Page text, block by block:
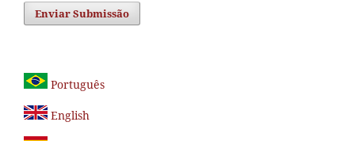
Enviar Submissão
Português
English